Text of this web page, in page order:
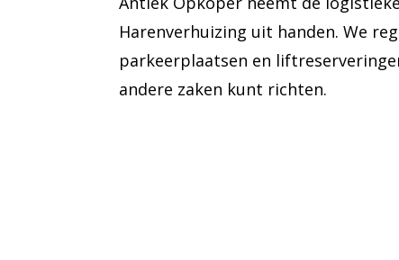
Harenverhuizing uit handen. We
parkeerplaatsen en
andere zaken kunt richten.